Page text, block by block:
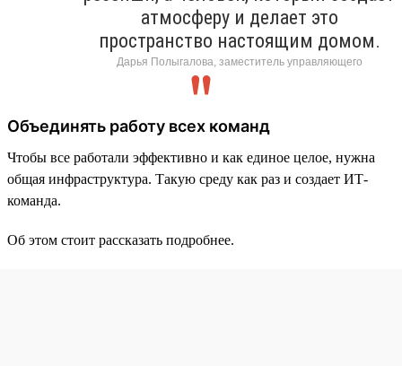
атмосферу и делает это
пространство настоящим домом.
Дарья Полыгалова, заместитель управляющего
Объединять работу всех команд
Чтобы все работали эффективно и как единое целое, нужна
общая инфраструктура. Такую среду как раз и создает ИТ-
команда.
Об этом стоит рассказать подробнее.